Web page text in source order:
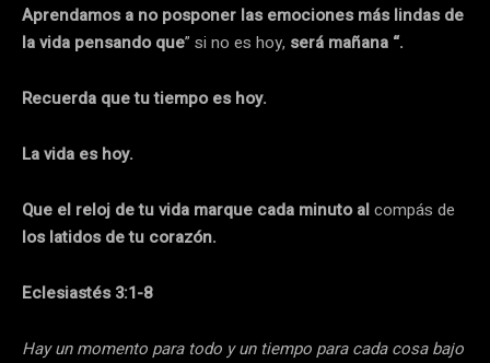
Aprendamos a no posponer las emociones más lindas de
la vida pensando que” si no es hoy, será mañana “.
Recuerda que tu tiempo es hoy.
La vida es hoy.
Que el reloj de tu vida marque cada minuto alcompás de
los latidos de tu corazón.
Eclesiastés 3:1-8
Hay un momento para todo y un tiempo para cada cosa bajo